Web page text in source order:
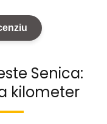
Senica:
kilometer